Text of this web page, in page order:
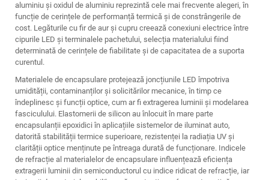
aluminiu și oxidul de aluminiu reprezintă cele mai frecvente alegeri, în
funcție de cerințele de performanță termică și de constrângerile de
cost. Legăturile cu fir de aur și cupru creează conexiuni electrice între
cipurile LED și terminalele pachetului, selecția materialului fiind
determinată de cerințele de fiabilitate și de capacitatea de a suporta
curentul.
Materialele de encapsulare protejează joncțiunile LED împotriva
umidității, contaminanților și solicitărilor mecanice, în timp ce
îndeplinesc și funcții optice, cum ar fi extragerea luminii și modelarea
fasciculului. Elastomerii de silicon au înlocuit în mare parte
encapsulanții epoxidici în aplicațiile sistemelor de iluminat auto,
datorită stabilității termice superioare, rezistenței la radiația UV și
clarității optice menținute pe întreaga durată de funcționare. Indicele
de refracție al materialelor de encapsulare influențează eficiența
extragerii luminii din semiconductorul cu indice ridicat de refracție, iar